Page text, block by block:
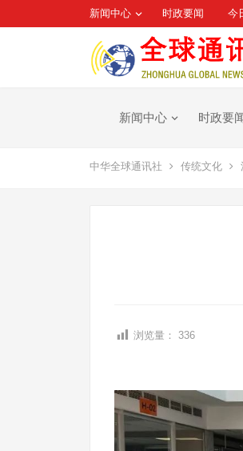
新闻中心 时政要闻 今
新闻中心 时政要
中华全球通讯社 传统文化
浏览量： 336